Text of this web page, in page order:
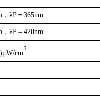
，λP＝365nm
，λP＝420nm
cm
2